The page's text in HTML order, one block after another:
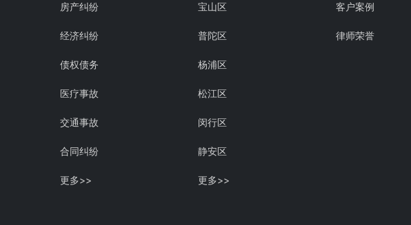
房产纠纷
经济纠纷
债权债务
医疗事故
交通事故
合同纠纷
更多>>
宝山区
普陀区
杨浦区
松江区
闵行区
静安区
更多>>
客户案例
律师荣誉